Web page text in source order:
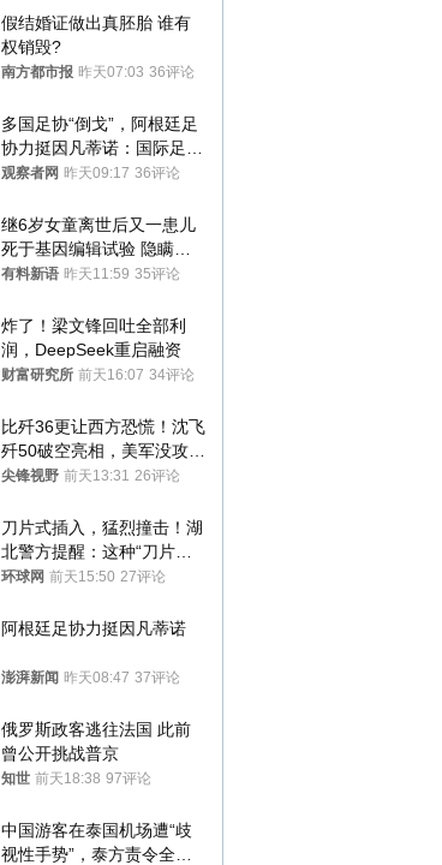
假结婚证做出真胚胎 谁有
权销毁?
南方都市报 昨天07:03 36评论
多国足协“倒戈”，阿根廷足
协力挺因凡蒂诺：国际足联
今后应继续在其领导下前行
观察者网 昨天09:17 36评论
继6岁女童离世后又一患儿
死于基因编辑试验 隐瞒一
年才对外披露
有料新语 昨天11:59 35评论
炸了！梁文锋回吐全部利
润，DeepSeek重启融资
财富研究所 前天16:07 34评论
比歼36更让西方恐慌！沈飞
歼50破空亮相，美军没攻克
的技术被拿下
尖锋视野 前天13:31 26评论
刀片式插入，猛烈撞击！湖
北警方提醒：这种“刀片超
车”，太危险了
环球网 前天15:50 27评论
阿根廷足协力挺因凡蒂诺
澎湃新闻 昨天08:47 37评论
俄罗斯政客逃往法国 此前
曾公开挑战普京
知世 前天18:38 97评论
中国游客在泰国机场遭“歧
视性手势”，泰方责令全面